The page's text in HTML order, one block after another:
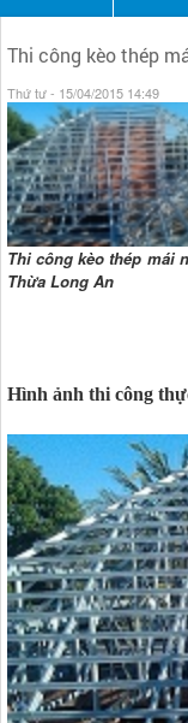
Thi công kèo thép
Thứ tư - 15/04/2015 14:49
Thi công kèo thép mái
Thừa Long An
Hình ảnh thi công